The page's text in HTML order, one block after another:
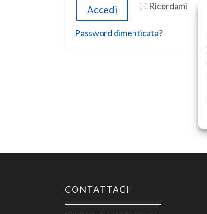
Ricordami
Accedi
Password dimenticata?
CONTATTACI